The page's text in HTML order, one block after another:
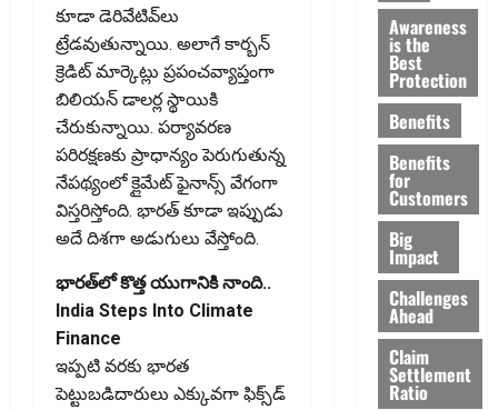
కూడా డెరివేటివ్‌లు
ట్రేడవుతున్నాయి. అలాగే కార్బన్‌
క్రెడిట్‌ మార్కెట్లు ప్రపంచవ్యాప్తంగా
బిలియన్‌ డాలర్ల స్థాయికి
చేరుకున్నాయి. పర్యావరణ
పరిరక్షణకు ప్రాధాన్యం పెరుగుతున్న
నేపథ్యంలో క్లైమేట్‌ ఫైనాన్స్‌ వేగంగా
విస్తరిస్తోంది. భారత్‌ కూడా ఇప్పుడు
అదే దిశగా అడుగులు వేస్తోంది.
భారత్‌లో కొత్త యుగానికి నాంది..
India Steps Into Climate
Finance
ఇప్పటి వరకు భారత
పెట్టుబడిదారులు ఎక్కువగా ఫిక్స్‌డ్‌
Awareness
is the
Best
Protection
Benefits
Benefits
for
Customers
Big
Impact
Challenges
Ahead
Claim
Settlement
Ratio